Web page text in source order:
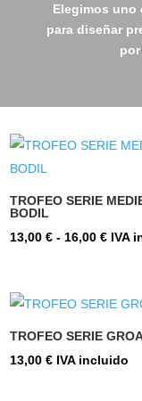
Elegimos uno
para diseñar
TROFEO SERIE
BODIL
13,00€ - 16,00€
13,00 €
IVA
TROFEO SERIE
13,00€ IVA incluido